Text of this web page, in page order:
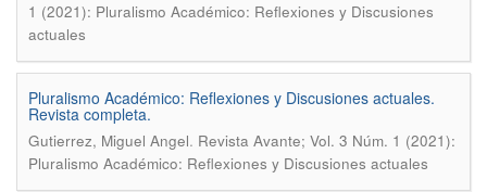
1 (2021): Pluralismo Académico: Reflexiones y Discusiones
actuales
Pluralismo Académico: Reflexiones y Discusiones actuales.
Revista completa.
Gutierrez, Miguel Angel. Revista Avante; Vol. 3 Núm. 1 (2021):
Pluralismo Académico: Reflexiones y Discusiones actuales